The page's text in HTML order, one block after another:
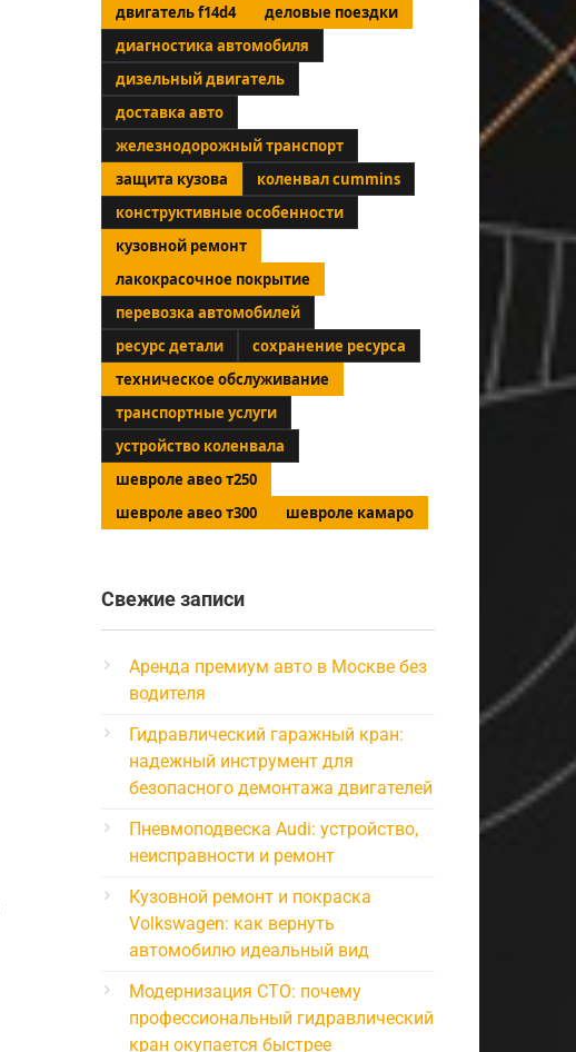
двигатель f14d4
деловые поездки
диагностика автомобиля
дизельный двигатель
доставка авто
железнодорожный транспорт
защита кузова
коленвал cummins
конструктивные особенности
кузовной ремонт
лакокрасочное покрытие
перевозка автомобилей
ресурс детали
сохранение ресурса
техническое обслуживание
транспортные услуги
устройство коленвала
шевроле авео т250
шевроле авео т300
шевроле камаро
Свежие записи
Аренда премиум авто в Москве без
водителя
Гидравлический гаражный кран:
надежный инструмент для
безопасного демонтажа двигателей
Пневмоподвеска Audi: устройство,
неисправности и ремонт
Кузовной ремонт и покраска
Volkswagen: как вернуть
автомобилю идеальный вид
Модернизация СТО: почему
профессиональный гидравлический
кран окупается быстрее